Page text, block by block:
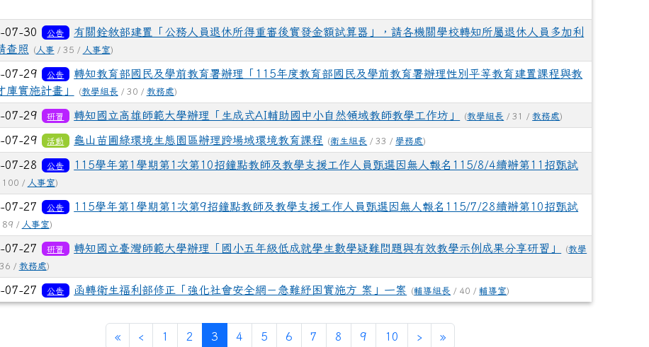
07-30 公告
有關銓敘部建置「公務人員退休所得重審後實發金額試算器」，請各機關學校轉知所屬退休人員多加利
查照
(人事 / 35 / 人事室)
07-29 公告
轉知教育部國民及學前教育署辦理「115年度教育部國民及學前教育署辦理性別平等教育建置課程與教
庫實施計畫」
(教學組長 / 30 / 教務處)
07-29 研習 轉知國立高雄師範大學辦理「生成式AI輔助國中小自然領域教師教學工作坊」 (教學組長 / 31 /教務處)
07-29 活動 龜山苗圃綠環境生態園區辦理跨場域環境教育課程 (衛生組長 / 33 / 學務處)
07-28 公告 115學年第1學期第1次第10招鐘點教師及教學支援工作人員甄選因無人報名115/8/4續辦第11招甄試
100 / 人事室)
07-27 公告 115學年第1學期第1次第9招鐘點教師及教學支援工作人員甄選因無人報名115/7/28續辦第10招甄試
89 / 人事室)
07-27 研習 轉知國立臺灣師範大學辦理「國小五年級低成就學生數學疑難問題與有效教學示例成果分享研習」 (教學
/ 教務處)
07-27 公告 函轉衛生福利部修正「強化社會安全網－急難紓困實施方 案」一案 (輔導組長 / 40 /輔導室)
« ‹ 1 2 3(current)
4 5 6 7 8 9 10 › »